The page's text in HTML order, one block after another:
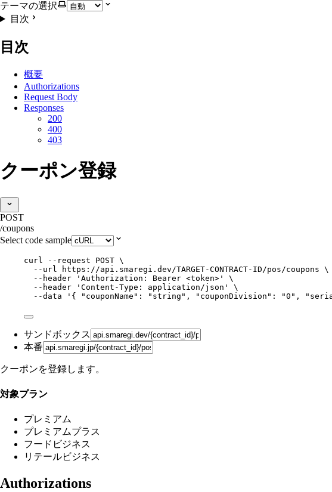
テーマの選択
目次
目次
概要
Authorizations
Request Body
Responses
200
400
403
クーポン登録
POST
/coupons
Select code sample
curl --request POST \
--url
https://api.smaregi.dev/TARGET-CONTRACT-ID/pos/coupons \
--header
' Authorization: Bearer <token> '
\
--header
' Content-Type: application/json '
\
--data
' { "couponName": "string", "couponDivision": "0",
サンドボックス
本番
クーポンを登録します。
対象プラン
プレミアム
プレミアムプラス
フードビジネス
リテールビジネス
Authorizations